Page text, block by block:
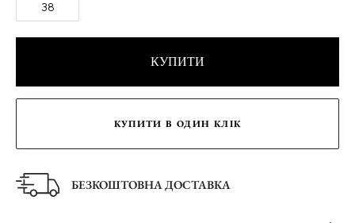
38
КУПИТИ
КУПИТИ В ОДИН КЛІК
БЕЗКОШТОВНА ДОСТАВКА